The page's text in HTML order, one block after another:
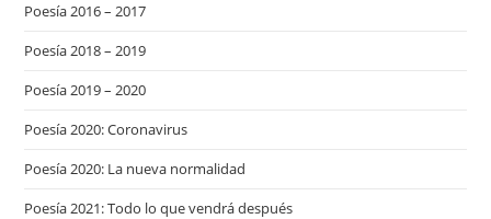
Poesía 2016 – 2017
Poesía 2018 – 2019
Poesía 2019 – 2020
Poesía 2020: Coronavirus
Poesía 2020: La nueva normalidad
Poesía 2021: Todo lo que vendrá después